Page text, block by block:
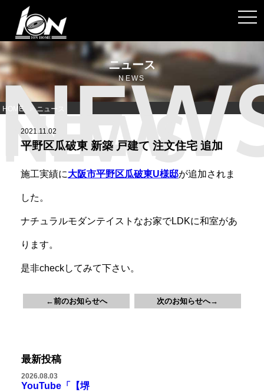
ニュース
NEWS
HOME ニュース
2021.11.02
平野区瓜破東 新築 戸建て 注文住宅 追加
施工実績に大阪市平野区瓜破東U様邸が追加されま
した。
ナチュラルモダンテイストなお家でLDKに和室があ
ります。
是非checkしてみて下さい。
←前のお知らせへ 次のお知らせへ→
最新投稿
2026.08.03
YouTube「【堺